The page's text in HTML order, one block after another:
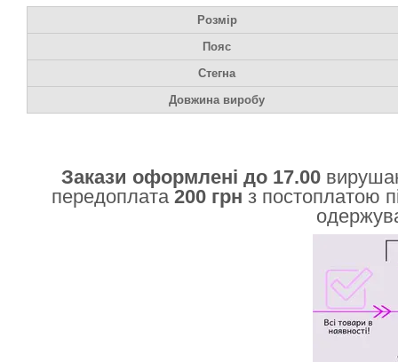
Розмір
Пояс
Стегна
Довжина виробу
Закази оформлені до 17.00
передоплата 200 грн з постоплатою